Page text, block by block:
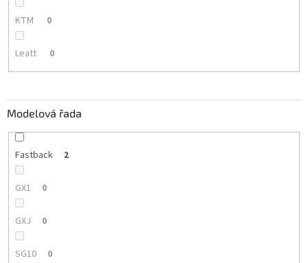
KTM 0
Leatt 0
Modelová řada
Fastback 2
GX1 0
GXJ 0
SG10 0